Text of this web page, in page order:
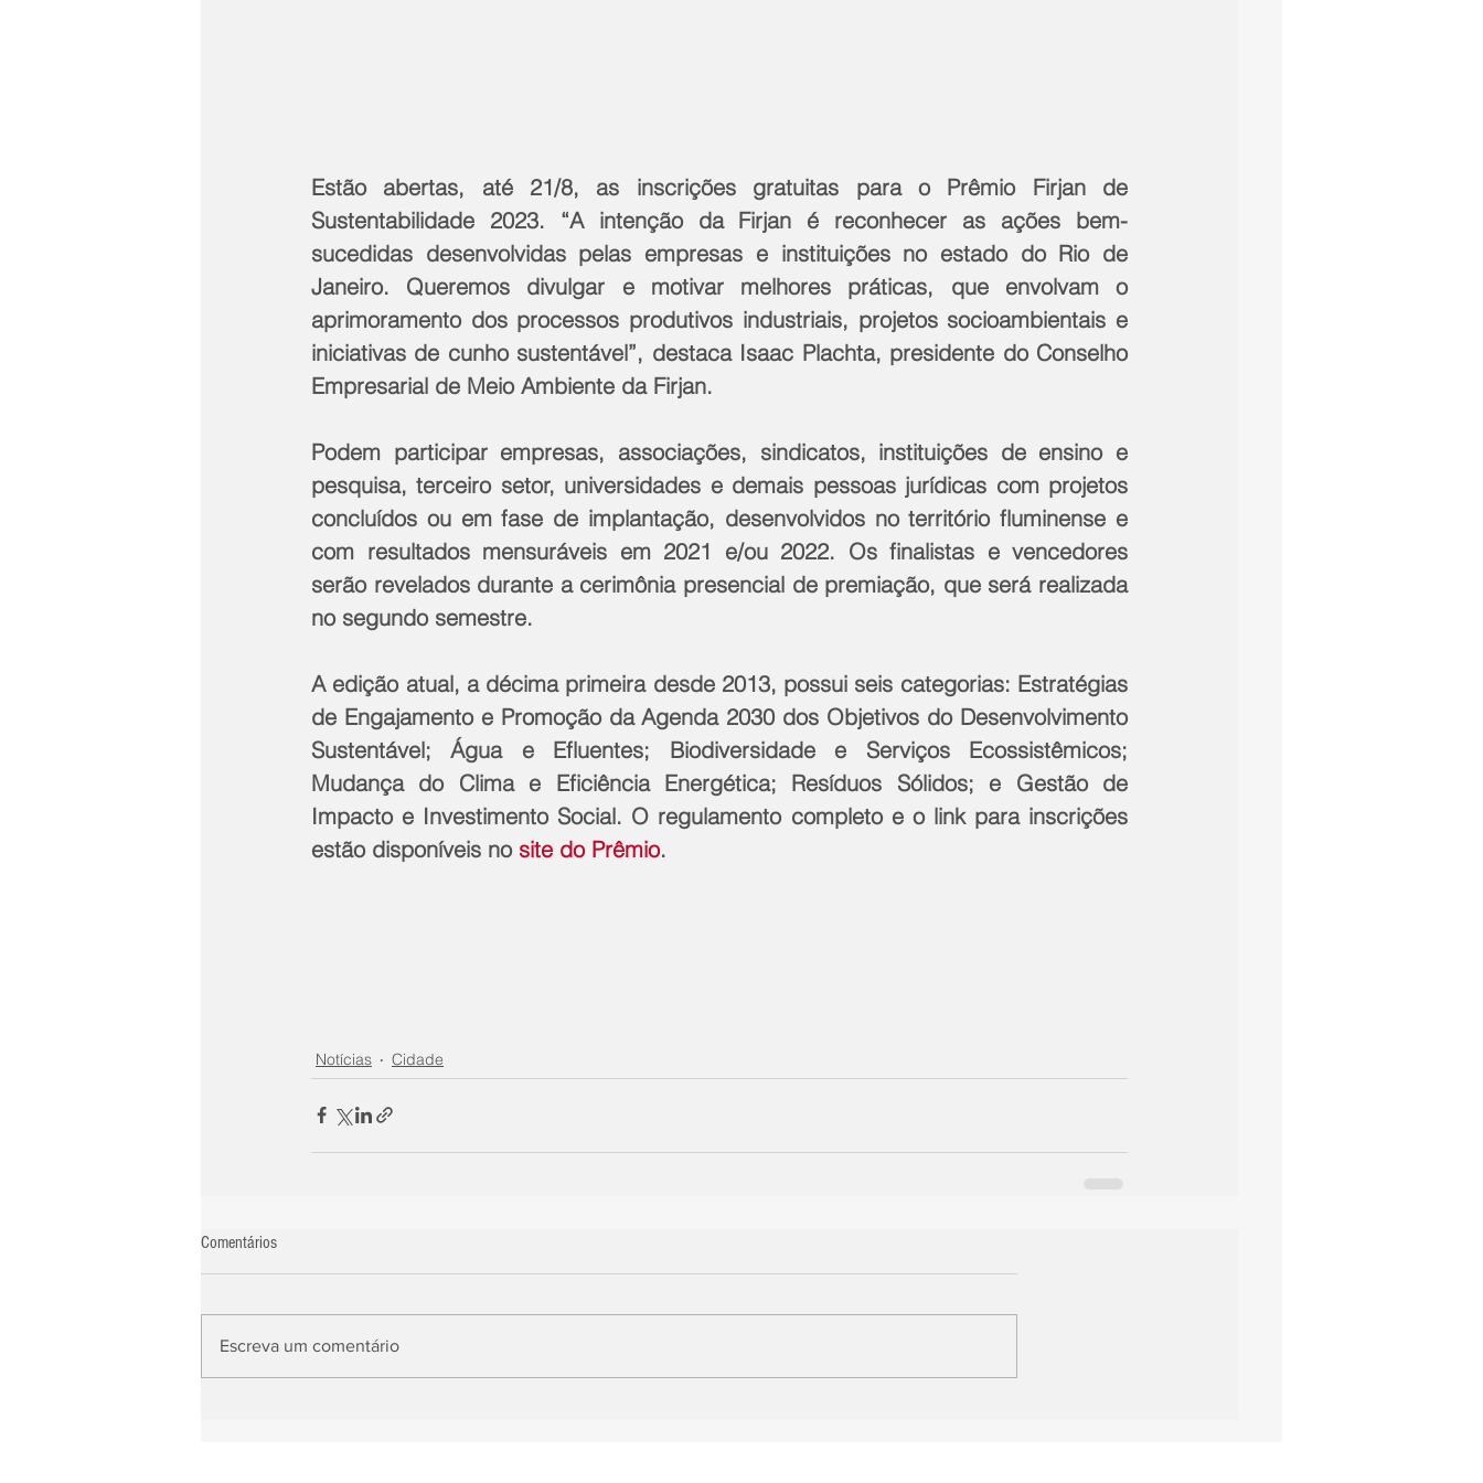
Estão abertas, até 21/8, as inscrições gratuitas para o Prêmio Firjan de
Sustentabilidade 2023. “A intenção da Firjan é reconhecer as ações bem-
sucedidas desenvolvidas pelas empresas e instituições no estado do Rio de
Janeiro. Queremos divulgar e motivar melhores práticas, que envolvam o
aprimoramento dos processos produtivos industriais, projetos socioambientais e
iniciativas de cunho sustentável”, destaca Isaac Plachta, presidente do Conselho
Empresarial de Meio Ambiente da Firjan.
Podem participar empresas, associações, sindicatos, instituições de ensino e
pesquisa, terceiro setor, universidades e demais pessoas jurídicas com projetos
concluídos ou em fase de implantação, desenvolvidos no território fluminense e
com resultados mensuráveis em 2021 e/ou 2022. Os finalistas e vencedores
serão revelados durante a cerimônia presencial de premiação, que será realizada
no segundo semestre.
A edição atual, a décima primeira desde 2013, possui seis categorias: Estratégias
de Engajamento e Promoção da Agenda 2030 dos Objetivos do Desenvolvimento
Sustentável; Água e Efluentes; Biodiversidade e Serviços Ecossistêmicos;
Mudança do Clima e Eficiência Energética; Resíduos Sólidos; e Gestão de
Impacto e Investimento Social. O regulamento completo e o link para inscrições
estão disponíveis no site do Prêmio.
Notícias Cidade
Comentários
Escreva um comentário